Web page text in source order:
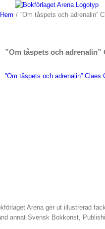
Fortsätt
till
Hem / ”Om tåspets och adrenalin”
”Om tåspets och
”Om tåspets och adrenalin” Claes
Arena ger ut illustrerad
annat Svensk Bokkonst,